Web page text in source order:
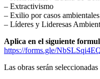
– Extractivismo
– Exilio por casos ambientales
– Líderes y Lideresas
Aplica en el siguiente
https://forms.gle/
Las obras serán